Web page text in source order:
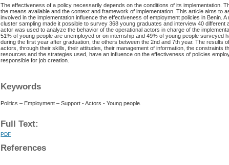
The effectiveness of a policy necessarily depends on the conditions of its implementation.
the means available and the context and framework of implementation. This article aims to
involved in the implementation influence the effectiveness of employment policies in Benin.
cluster sampling made it possible to survey 368 young graduates and interview 40 different
actor was used to analyze the behavior of the operational actors in charge of the
51% of young people are unemployed or on internship and 49% of young people surveyed
during the first year after graduation, the others between the 2nd and 7th year. The results
actors, through their skills, their attitudes, their management of information, the constraints
resources and the strategies used, have an influence on the effectiveness of policies
responsible for job creation.
Keywords
Politics – Employment – Support - Actors - Young people.
Full Text:
PDF
References